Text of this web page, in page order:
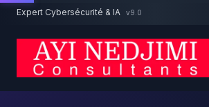
Aller au contenu principal
Expert Cybersécurité & IA v9.0
Un projet cybersécurité ?